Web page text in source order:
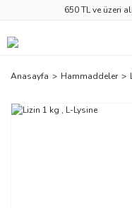
650 TL ve üzeri
Anasayfa Hammaddeler